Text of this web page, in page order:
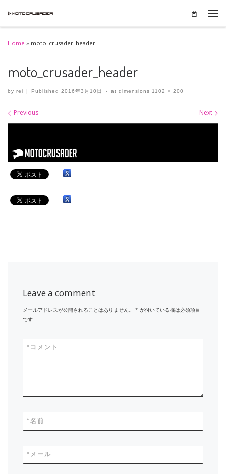
Skip to content
Home » moto_crusader_header
moto_crusader_header
by rei | Published2016年3月10日 - at dimensions 1102 × 200
Images navigation
Previous Next
Leave a comment
メールアドレスが公開されることはありません。 * が付いている欄は必須項目
です
コメント
*
名前
*
メール
*